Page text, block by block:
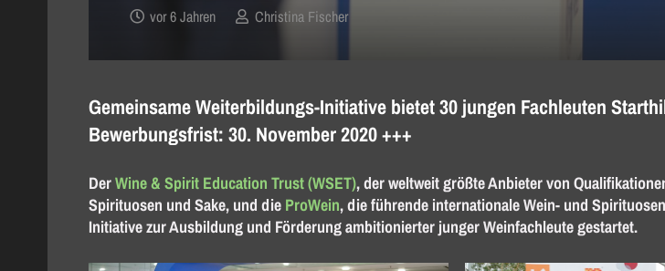
vor 6 Jahren Christina Fischer
Gemeinsame Weiterbildungs-Initiative bietet 30 jungen Fachleuten
Bewerbungsfrist: 30. November 2020 +++
DerWine & Spirit Education Trust (WSET), der weltweit größte Anbieter von
Spirituosen und Sake, und die ProWein, die führende internationale Wein- und
Initiative zur Ausbildung und Förderung ambitionierter junger Weinfachleute gestartet.